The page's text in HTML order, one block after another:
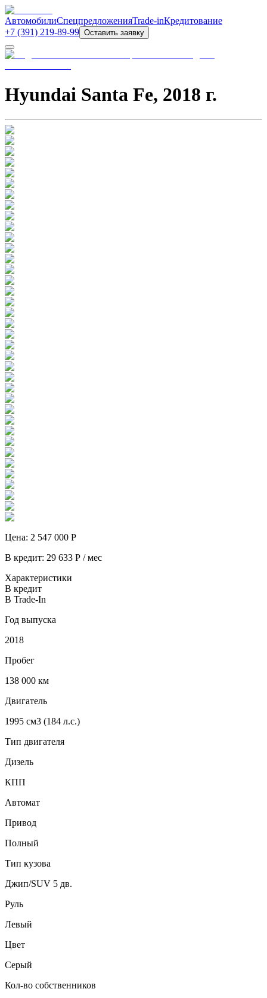
АвтомобилиСпецпредложенияTrade-inКредитование
+7 (391) 219-89-99 Оставить заявку
Hyundai Santa Fe, 2018 г.
Цена: 2 547 000 Р
В кредит: 29 633 Р / мес
Характеристики
В кредит
В Trade-In
Год выпуска
2018
Пробег
138 000 км
Двигатель
1995 см3 (184 л.с.)
Тип двигателя
Дизель
КПП
Автомат
Привод
Полный
Тип кузова
Джип/SUV 5 дв.
Руль
Левый
Цвет
Серый
Кол-во собственников